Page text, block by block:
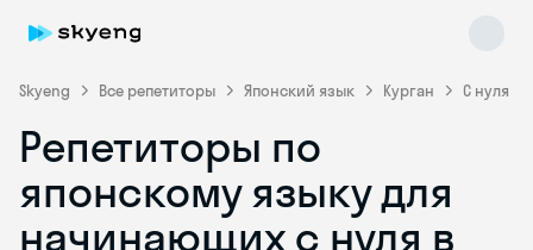
Skyeng Все репетиторы Японский язык Курган С нуля
Репетиторы по
японскому языку для
начинающих с нуля в